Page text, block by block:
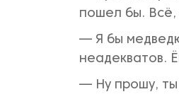
пошел бы. Всё,
— Я бы
неадекватов.
— Ну прошу, ты